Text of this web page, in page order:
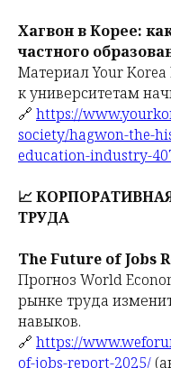
Хагвон в Корее:
частного
Материал Your
к университетам
🔗 https://
society/hagwon-the-
education-industry-
📈
ТРУДА
The Future of Jobs
Прогноз World
рынке труда
навыков.
🔗 https://
of-jobs-report-2025/